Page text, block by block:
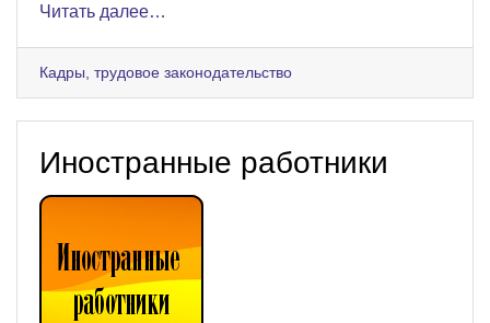
Читать далее…
Кадры, трудовое законодательство
Иностранные работники